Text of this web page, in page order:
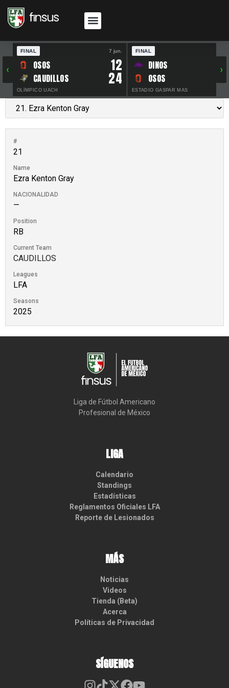
‹
FINAL 7 jun.
OSOS 12
CAUDILLOS 24
OLÍMPICO UACH
FINAL
DINOS
OSOS
ESTADIO GASPAR MAS
›
#
21
Name
Ezra Kenton Gray
NACIONALIDAD
—
Position
RB
Current Team
CAUDILLOS
Leagues
LFA
Seasons
2025
Liga de Fútbol Americano
Profesional de México
LIGA
Calendario
Standings
Estadísticas
Reglamentos Oficiales LFA
Reporte de Lesionados
MÁS
Noticias
Videos
Tienda (Beta)
Acerca
Políticas de Privacidad
SÍGUENOS